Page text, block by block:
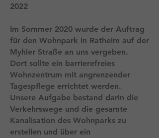
2022
Im Sommer 2020 wurde der Auftrag
für den Wohnpark in Ratheim auf der
Myhler Straße an uns vergeben.
Dort sollte ein barrierefreies
Wohnzentrum mit angrenzender
Tagespflege errichtet werden.
Unsere Aufgabe bestand darin die
Verkehrswege und die gesamte
Kanalisation des Wohnparks zu
erstellen und über ein